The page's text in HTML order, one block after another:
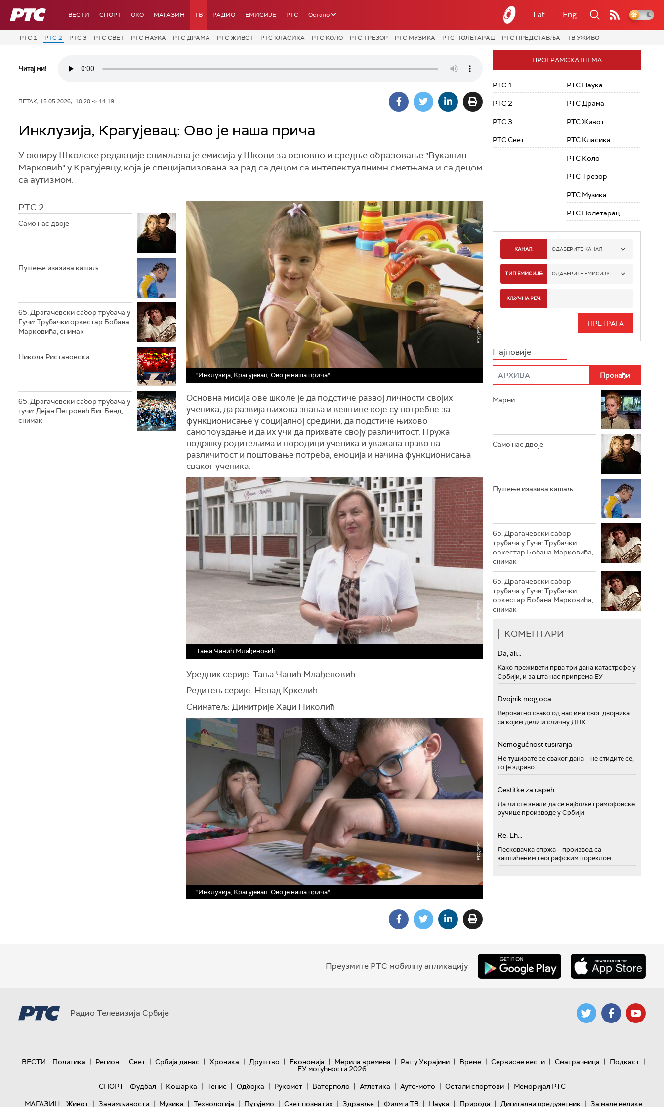
РТС ВЕСТИ СПОРТ OKO МАГАЗИН ТВ РАДИО ЕМИСИЈЕ РТС Остало Lat Eng
РТС 1 РТС 2 РТС 3 РТС СВЕТ РТС НАУКА РТС ДРАМА РТС ЖИВОТ РТС КЛАСИКА РТС КОЛО РТС ТРЕЗОР РТС МУЗИКА РТС ПОЛЕТАРАЦ РТС ПРЕДСТАВЉА ТВ УЖИВО
Читај ми!
ПЕТАК, 15.05.2026, 10:20 -> 14:19
Инклузија, Крагујевац: Ово је наша прича
У оквиру Школске редакције снимљена је емисија у Школи за основно и средње образовање "Вукашин
Марковић" у Крагујевцу, која је специјализована за рад са децом са интелектуалнимн сметњама и са децом
са аутизмом.
РТС 2
Само нас двоје
Пушење изазива кашаљ
65. Драгачевски сабор трубача у
Гучи: Трубачки оркестар Бобана
Марковића, снимак
Никола Ристановски
65. Драгачевски сабор трубача у
гучи: Дејан Петровић Биг Бeнд,
снимак
"Инклузија, Крагујевац: Ово је наша прича"
Основна мисија ове школе је да подстиче развој личности својих
ученика, да развија њихова знања и вештине које су потребне за
функционисање у социјалној средини, да подстиче њихово
самопоуздање и да их учи да прихвате своју различитост. Пружа
подршку родитељима и породици ученика и уважава право на
различитост и поштовање потреба, емоција и начина функционисања
сваког ученика.
Тања Чанић Млађеновић
Уредник серије: Тања Чанић Млађеновић
Редитељ серије: Ненад Кркелић
Сниматељ: Димитрије Хаџи Николић
"Инклузија, Крагујевац: Ово је наша прича"
ПРОГРАМСКА ШЕМА
РТС 1
РТС 2
РТС 3
РТС Свет
РТС Наука
РТС Драма
РТС Живот
РТС Класика
РТС Коло
РТС Трезор
РТС Музика
РТС Полетарац
КАНАЛ: ОДАБЕРИТЕ КАНАЛ
РТС 1
РТС 3
РТС КЛАСИКА
РТС ТРЕЗОР
РТС ПОЛЕТАРАЦ
ТИП ЕМИСИЈЕ: ОДАБЕРИТЕ ЕМИСИЈУ
КЉУЧНА РЕЧ:
Најновије
Марни
Само нас двоје
Пушење изазива кашаљ
65. Драгачевски сабор
трубача у Гучи: Трубачки
оркестар Бобана Марковића,
снимак
65. Драгачевски сабор
трубача у Гучи: Трубачки
оркестар Бобана Марковића,
снимак
КОМЕНТАРИ
Da, ali...
Како преживети прва три дана катастрофе у
Србији, и за шта нас припрема ЕУ
Dvojnik mog oca
Вероватно свако од нас има свог двојника
са којим дели и сличну ДНК
Nemogućnost tusiranja
Не туширате се сваког дана – не стидите се,
то је здраво
Cestitke za uspeh
Да ли сте знали да се најбоље грамофонске
ручице производе у Србији
Re: Eh...
Лесковачка спржа – производ са
заштићеним географским пореклом
Преузмите РТС мобилну апликацију
Радио Телевизија Србије
ВЕСТИ Политика | Регион | Свет | Србија данас | Хроника | Друштво | Економија | Мерила времена | Рат у Украјини | Време | Сервисне вести | Сматрачница | Подкаст |
ЕУ могућности 2026
СПОРТ
Фудбал | Кошарка | Тенис | Одбојка | Рукомет | Ватерполо | Атлетика | Ауто-мото | Остали спортови | Меморијал РТС
МАГАЗИН
Живот | Занимљивости | Музика | Технологијa | Путујемо | Свет познатих | Здравље | Филм и ТВ | Наука | Природа | Дигитални предузетник | За мале велике